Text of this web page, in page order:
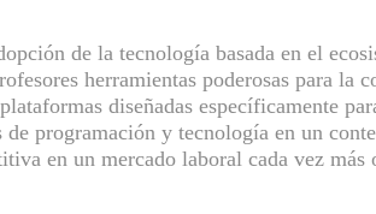
de la tecnología basada en el
herramientas poderosas para la
diseñadas específicamente
programación y tecnología en un
en un mercado laboral cada vez más